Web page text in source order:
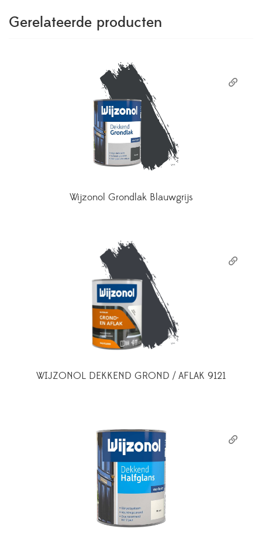
Gerelateerde producten
Wijzonol Grondlak Blauwgrijs
WIJZONOL DEKKEND GROND / AFLAK 9121